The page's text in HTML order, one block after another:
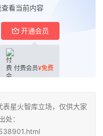
看当前内容
开通会员
付费会员¥免费
星火智库立场，仅供大家
处：